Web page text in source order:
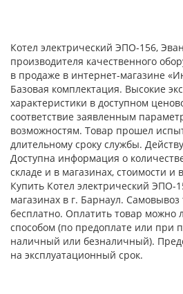
Котел электрический ЭПО-156,
производителя качественного
в продаже в интернет-магазине
Базовая комплектация. Высокие
характеристики в доступном
соответствие заявленным
возможностям. Товар прошел
длительному сроку службы.
Доступна информация о
складе и в магазинах, стоимости и
Купить Котел электрический
магазинах в г. Барнаул. Самовывоз
бесплатно. Оплатить товар
способом (по предоплате или при
наличный или безналичный).
на эксплуатационный срок.